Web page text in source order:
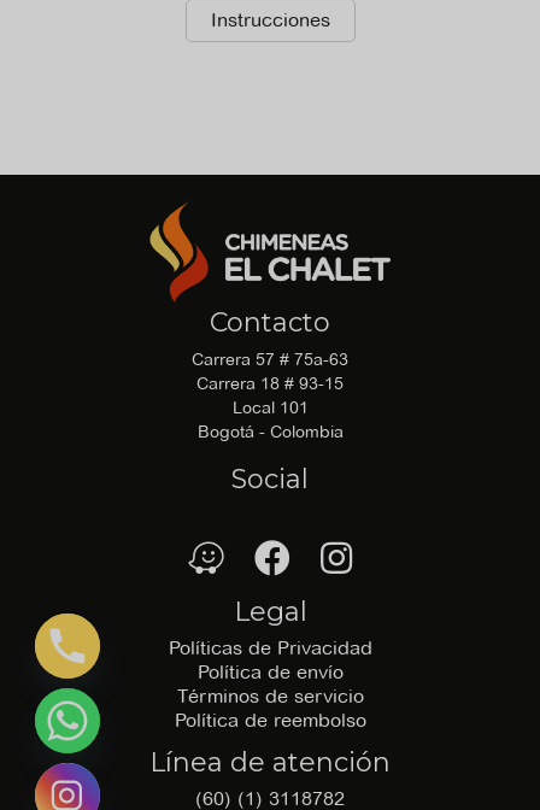
Instrucciones
Contacto
Carrera 57 # 75a-63
Carrera 18 # 93-15
Local 101
Bogotá - Colombia
Social
waze FacebookFacebook
Legal
Políticas de Privacidad
Política de envío
Términos de servicio
Política de reembolso
Línea de atención
(60) (1) 3118782